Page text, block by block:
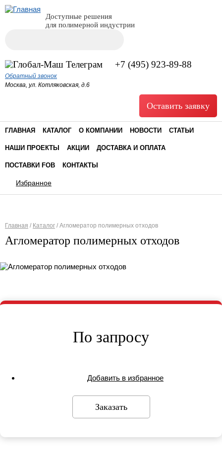
Доступные решения
для полимерной индустрии
+7 (495) 923-89-88
Обратный звонок
Москва, ул. Котляковская, д.6
Оставить заявку
ГЛАВНАЯ КАТАЛОГ О КОМПАНИИ НОВОСТИ СТАТЬИ
НАШИ ПРОЕКТЫ АКЦИИ ДОСТАВКА И ОПЛАТА
ПОСТАВКИ FOB КОНТАКТЫ
Избранное
Вы здесь
Главная / Каталог / Агломератор полимерных отходов
Агломератор полимерных отходов
По запросу
Добавить в избранное
Заказать